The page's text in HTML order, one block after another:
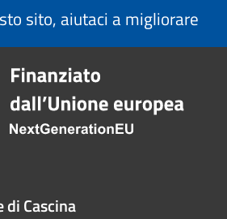
sito, aiutaci a migliorare
di Cascina